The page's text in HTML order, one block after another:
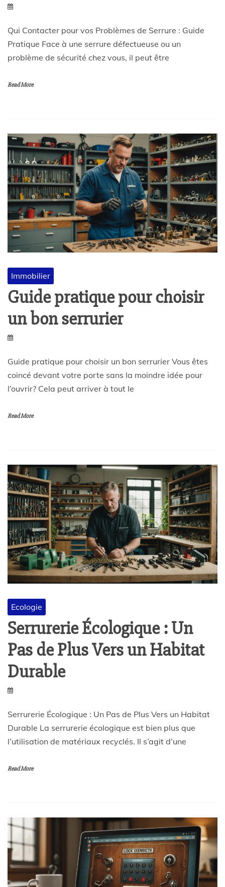
Qui Contacter pour vos Problèmes de Serrure : Guide
Pratique Face à une serrure défectueuse ou un
problème de sécurité chez vous, il peut être
Read More
Immobilier
Guide pratique pour choisir
un bon serrurier
Guide pratique pour choisir un bon serrurier Vous êtes
coincé devant votre porte sans la moindre idée pour
l’ouvrir? Cela peut arriver à tout le
Read More
Ecologie
Serrurerie Écologique : Un
Pas de Plus Vers un Habitat
Durable
Serrurerie Écologique : Un Pas de Plus Vers un Habitat
Durable La serrurerie écologique est bien plus que
l’utilisation de matériaux recyclés. Il s’agit d’une
Read More